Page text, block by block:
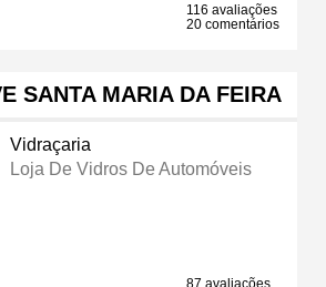
116 avaliações
20 comentários
SANTA MARIA DA FEIRA
Vidraçaria
Loja De Vidros De Automóveis
87 avaliações